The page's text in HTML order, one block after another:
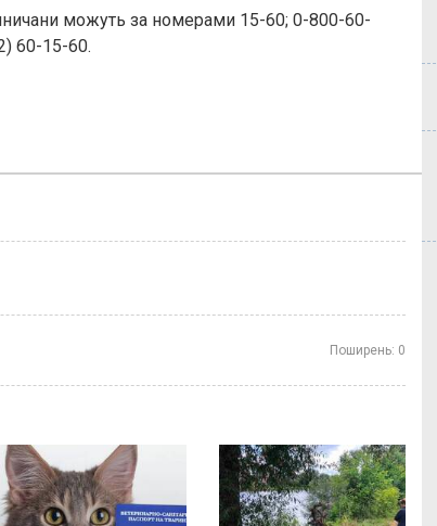
можуть за номерами 15-60; 0-800-60-
60-15-60.
Поширень: 0